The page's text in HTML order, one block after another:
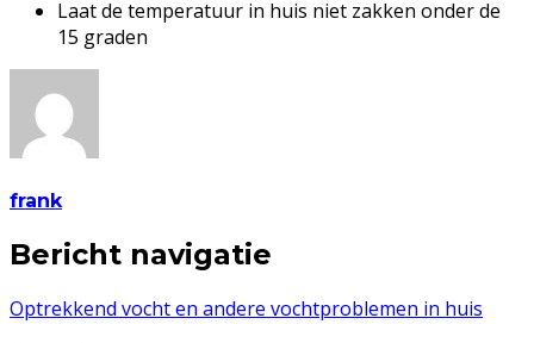
Laat de temperatuur in huis niet zakken onder de
15 graden
frank
Bericht navigatie
Optrekkend vocht en andere vochtproblemen in huis